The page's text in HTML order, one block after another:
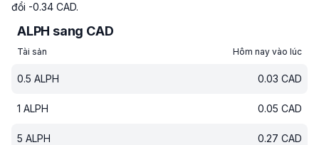
đổi -0.34 CAD.
ALPH sang CAD
Tài sản Hôm nay vào lúc
0.5 ALPH 0.03 CAD
1 ALPH 0.05 CAD
5 ALPH 0.27 CAD